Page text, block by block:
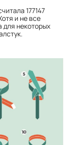
177147
и не все
для некоторых